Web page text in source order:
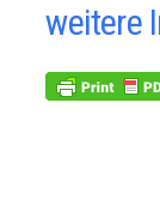
weitere